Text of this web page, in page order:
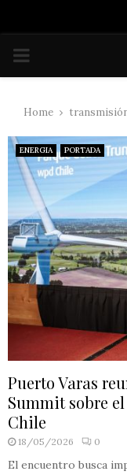
PRIMARY
Home
ENERGIA PORTADA
Puerto Varas
Summit sobre
Chile
18/05/2026 0
El encuentro busca